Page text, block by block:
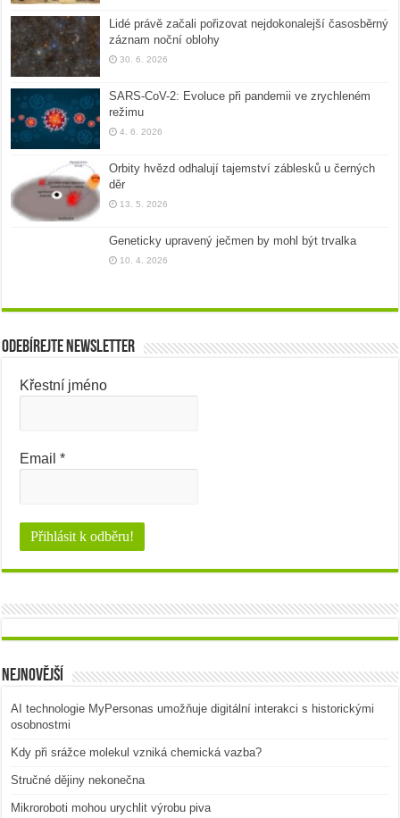
Lidé právě začali pořizovat nejdokonalejší časosběrný
záznam noční oblohy
30. 6. 2026
SARS-CoV-2: Evoluce při pandemii ve zrychleném
režimu
4. 6. 2026
Orbity hvězd odhalují tajemství záblesků u černých
děr
13. 5. 2026
Geneticky upravený ječmen by mohl být trvalka
10. 4. 2026
Odebírejte newsletter
Křestní jméno
Email*
Nejnovější
AI technologie MyPersonas umožňuje digitální interakci s historickými
osobnostmi
Kdy při srážce molekul vzniká chemická vazba?
Stručné dějiny nekonečna
Mikroroboti mohou urychlit výrobu piva